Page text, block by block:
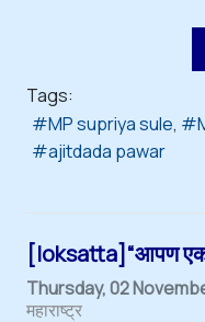
Tags:
MP supriya sule
ajitdada pawar
[loksatta]“आपण
Thursday, 02
महाराष्ट्र